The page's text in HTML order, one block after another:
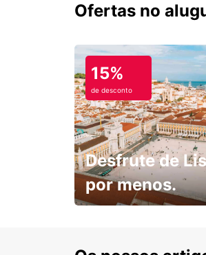
Ofertas no
15%
de desconto
Desfrute de
por menos.